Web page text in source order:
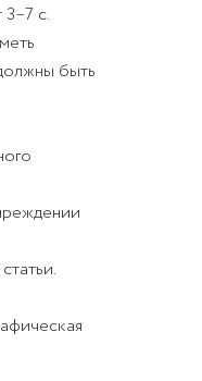
с.
быть